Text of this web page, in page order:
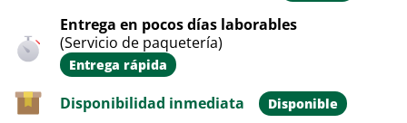
Entrega en pocos días laborables
(Servicio de paquetería)
Entrega rápida
Disponibilidad inmediata Disponible